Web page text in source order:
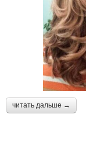
читать дальше →